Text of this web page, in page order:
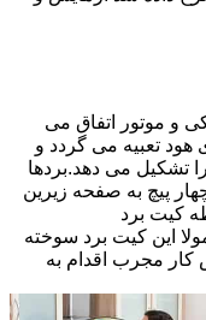
و موتور اتفاق می
هود تعبیه می گردد و
تشکیل می دهد.بردها
پیچ به صفحه زیرین
کیت برد
این کیت برد سوخته
مجرب اقدام به